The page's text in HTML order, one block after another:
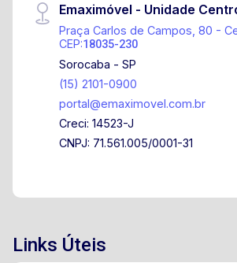
Emaximóvel - Unidade
Praça Carlos de Campos, 80 -
CEP:18035-230
Sorocaba - SP
(15) 2101-0900
portal@emaximovel.com.br
Creci: 14523-J
CNPJ: 71.561.005/0001-31
Links Úteis